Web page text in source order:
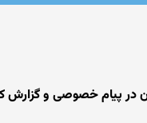
در پیام خصوصی و